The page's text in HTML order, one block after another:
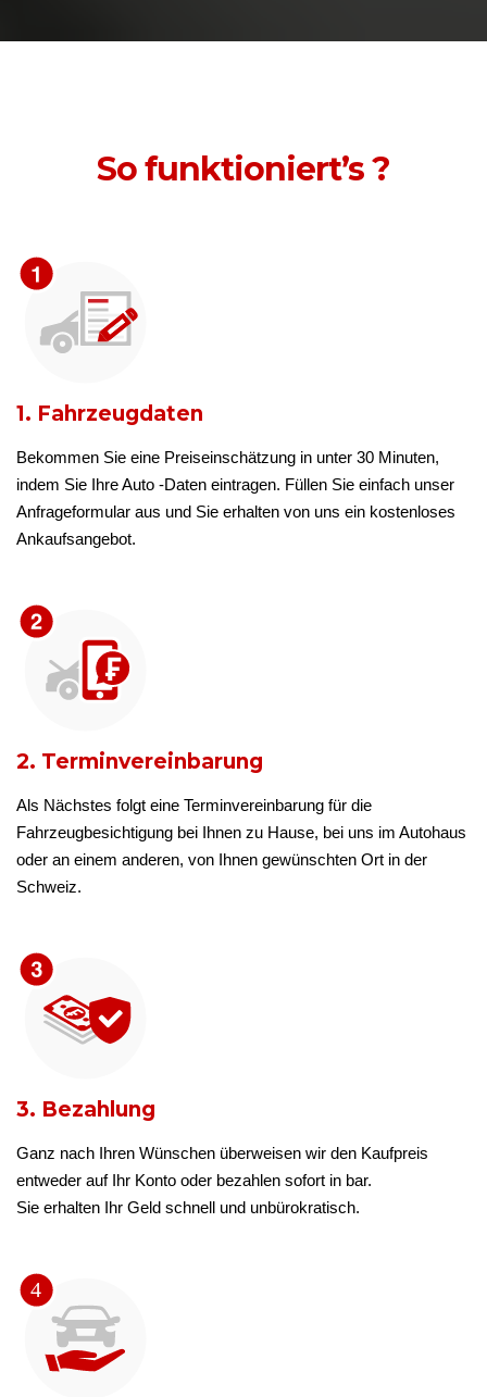
So funktioniert’s ?
1. Fahrzeugdaten
Bekommen Sie eine Preiseinschätzung in unter 30 Minuten,
indem Sie Ihre Auto -Daten eintragen. Füllen Sie einfach unser
Anfrageformular aus und Sie erhalten von uns ein kostenloses
Ankaufsangebot.
2. Terminvereinbarung
Als Nächstes folgt eine Terminvereinbarung für die
Fahrzeugbesichtigung bei Ihnen zu Hause, bei uns im Autohaus
oder an einem anderen, von Ihnen gewünschten Ort in der
Schweiz.
3. Bezahlung
Ganz nach Ihren Wünschen überweisen wir den Kaufpreis
entweder auf Ihr Konto oder bezahlen sofort in bar.
Sie erhalten Ihr Geld schnell und unbürokratisch.